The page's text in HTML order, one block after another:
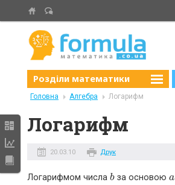
Розділи математики
Головна Алгебра Логарифм
Логарифм
20.03.10 Друк
Логарифмом числа b
b за основоюa
a